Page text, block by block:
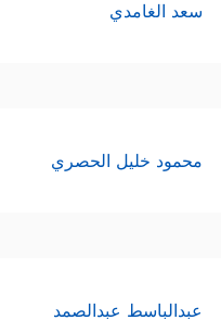
سعد الغامدي
محمود خليل الحصري
عبدالباسط عبدالصمد